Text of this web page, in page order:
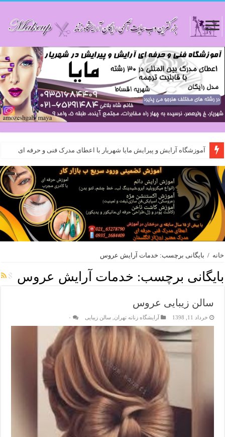
آموزشگاه آرایش و پیرایش مایا شهریار با اعطای مدرک فنی و حرفه ای
خانه / بایگانی برچسب: خدمات آرایش عروس
بایگانی برچسب: خدمات آرایش عروس
سالن زیبایی عروس
خرداد 11, 1398 آرایشگاه زنانه تهران ,سالن زیبایی ۰